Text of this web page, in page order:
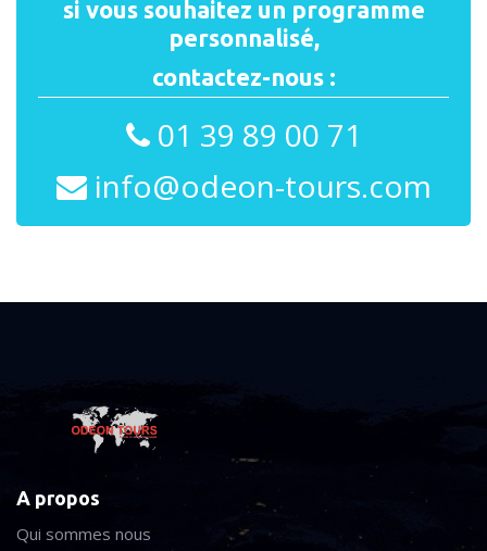
si vous souhaitez un programme
personnalisé,
contactez-nous :
01 39 89 00 71
info@odeon-tours.com
A propos
Qui sommes nous